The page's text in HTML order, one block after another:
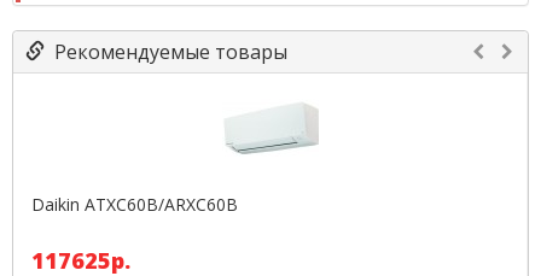
Рекомендуемые товары
Daikin ATXC60B/ARXC60B
117625р.